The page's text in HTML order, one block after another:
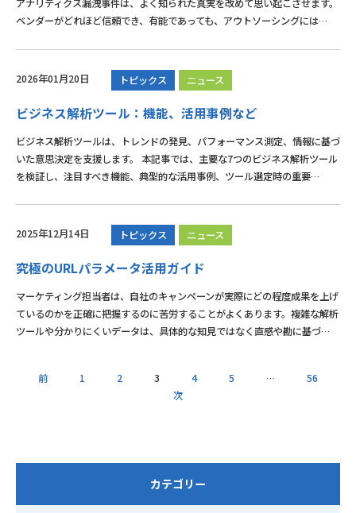
アナリティクス漏洩事件は、よく知られた真実を改めて思い起こさせます。
ベンダーがどれほど信頼でき、有能であっても、アウトソーシングには…
2026年01月20日 トピックス ニュース
ビジネス解析ツール：機能、活用事例など
ビジネス解析ツールは、トレンドの発見、パフォーマンス測定、情報に基づ
いた意思決定を支援します。 本記事では、主要な7つのビジネス解析ツール
を検証し、注目すべき機能、典型的な活用事例、ツール選定時の重要…
2025年12月14日 トピックス ニュース
究極のURLパラメータ活用ガイド
マーケティング担当者は、自社のキャンペーンが実際にどの程度成果を上げ
ているのかを正確に把握するのに苦労することがよくあります。複雑な解析
ツールや分かりにくいデータは、具体的な知見ではなく直感や勘に基づ…
前 1 2 3 4 5 …
56
次
カテゴリー